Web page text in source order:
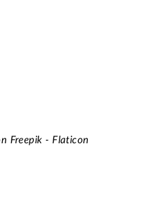
Freepik - Flaticon